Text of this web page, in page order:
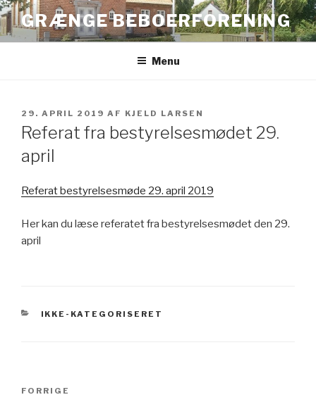
Videre
til
indhold
GRÆNGE BEBOERFORENING
Menu
UDGIVET
DEN
29. APRIL 2019 AF KJELD LARSEN
Referat fra bestyrelsesmødet 29.
april
Referat bestyrelsesmøde 29. april 2019
Her kan du læse referatet fra bestyrelsesmødet den 29.
april
KATEGORIER
IKKE-KATEGORISERET
Forrige
FORRIGE